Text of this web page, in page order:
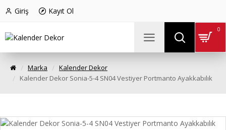
Giriş Kayıt Ol
0
Marka
Kalender Dekor
Kalender Dekor Sonia-5-4 SN04 Vestiyer Portmanto Ayakkabılık